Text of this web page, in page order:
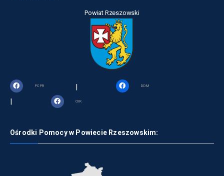
Powiat Rzeszowski
PCPR | DDM
| OIK
Ośrodki Pomocy w Powiecie Rzeszowskim: